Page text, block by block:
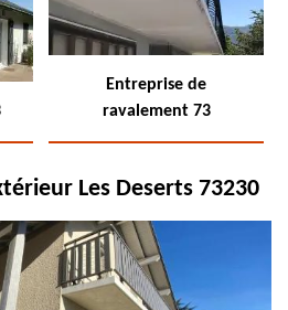
Entreprise de
ravalement 73
Les Deserts 73230